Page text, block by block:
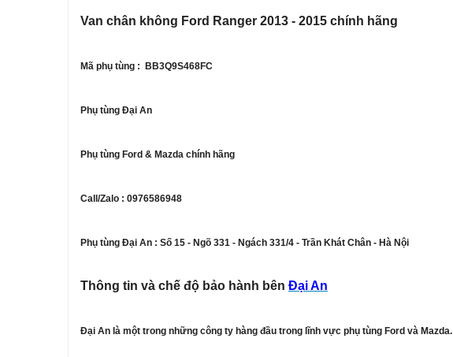
Van chân không Ford Ranger 2013 - 2015 chính hãng
Mã phụ tùng : BB3Q9S468FC
Phụ tùng Đại An
Phụ tùng Ford & Mazda chính hãng
Call/Zalo : 0976586948
Phụ tùng Đại An : Số 15 - Ngõ 331 - Ngách 331/4 - Trần Khát Chân - Hà Nội
Thông tin và chế độ bảo hành bên Đại An
Đại An là một trong những công ty hàng đầu trong lĩnh vực phụ tùng Ford và Mazda.